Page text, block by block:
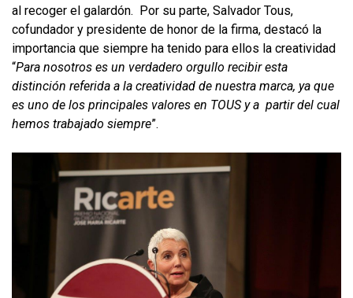
al recoger el galardón. Por su parte, Salvador Tous,
cofundador y presidente de honor de la firma, destacó la
importancia que siempre ha tenido para ellos la creatividad
“Para nosotros es un verdadero orgullo recibir esta
distinción referida a la creatividad de nuestra marca, ya que
es uno de los principales valores en TOUS y a partir del cual
hemos trabajado siempre”.